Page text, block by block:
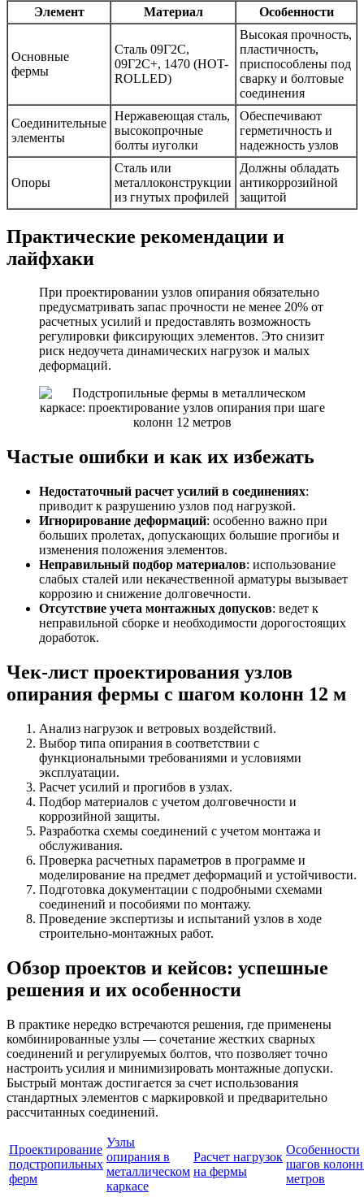
Элемент Материал Особенности
Основные
фермы
Сталь 09Г2С,
09Г2C+, 1470 (HOT-
ROLLED)
Высокая прочность,
пластичность,
приспособлены под
сварку и болтовые
соединения
Соединительные
элементы
Нержавеющая сталь,
высокопрочные
болты иуголки
Обеспечивают
герметичность и
надежность узлов
Опоры
Сталь или
металлоконструкции
из гнутых профилей
Должны обладать
антикоррозийной
защитой
Практические рекомендации и
лайфхаки
При проектировании узлов опирания обязательно
предусматривать запас прочности не менее 20% от
расчетных усилий и предоставлять возможность
регулировки фиксирующих элементов. Это снизит
риск недоучета динамических нагрузок и малых
деформаций.
Частые ошибки и как их избежать
Недостаточный расчет усилий в соединениях:
приводит к разрушению узлов под нагрузкой.
Игнорирование деформаций: особенно важно при
больших пролетах, допускающих большие прогибы и
изменения положения элементов.
Неправильный подбор материалов: использование
слабых сталей или некачественной арматуры вызывает
коррозию и снижение долговечности.
Отсутствие учета монтажных допусков: ведет к
неправильной сборке и необходимости дорогостоящих
доработок.
Чек-лист проектирования узлов
опирания фермы с шагом колонн 12 м
Анализ нагрузок и ветровых воздействий.
Выбор типа опирания в соответствии с
функциональными требованиями и условиями
эксплуатации.
Расчет усилий и прогибов в узлах.
Подбор материалов с учетом долговечности и
коррозийной защиты.
Разработка схемы соединений с учетом монтажа и
обслуживания.
Проверка расчетных параметров в программе и
моделирование на предмет деформаций и устойчивости.
Подготовка документации с подробными схемами
соединений и пособиями по монтажу.
Проведение экспертизы и испытаний узлов в ходе
строительно-монтажных работ.
Обзор проектов и кейсов: успешные
решения и их особенности
В практике нередко встречаются решения, где применены
комбинированные узлы — сочетание жестких сварных
соединений и регулируемых болтов, что позволяет точно
настроить усилия и минимизировать монтажные допуски.
Быстрый монтаж достигается за счет использования
стандартных элементов с маркировкой и предварительно
рассчитанных соединений.
Проектирование
подстропильных
ферм
Узлы
опирания в
металлическом
каркасе
Расчет нагрузок
на фермы
Особенности
шагов
метров